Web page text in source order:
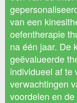
van een
oefentherapie
na één jaar. De
geëvalueerde
individueel af te
verwachtingen
voordelen en de